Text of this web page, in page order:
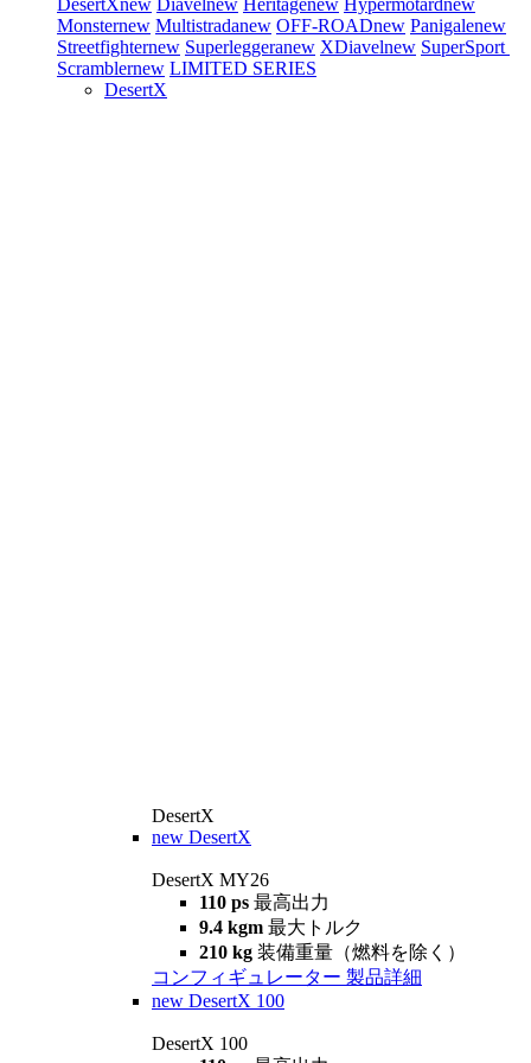
DesertXnew Diavelnew Heritagenew Hypermotardnew
Monsternew Multistradanew OFF-ROADnew Panigalenew
Streetfighternew Superleggeranew XDiavelnew SuperSport
Scramblernew LIMITED SERIES
DesertX
DesertX
new DesertX
DesertX MY26
110 ps 最高出力
9.4 kgm 最大トルク
210 kg 装備重量（燃料を除く）
コンフィギュレーター 製品詳細
new DesertX 100
DesertX 100